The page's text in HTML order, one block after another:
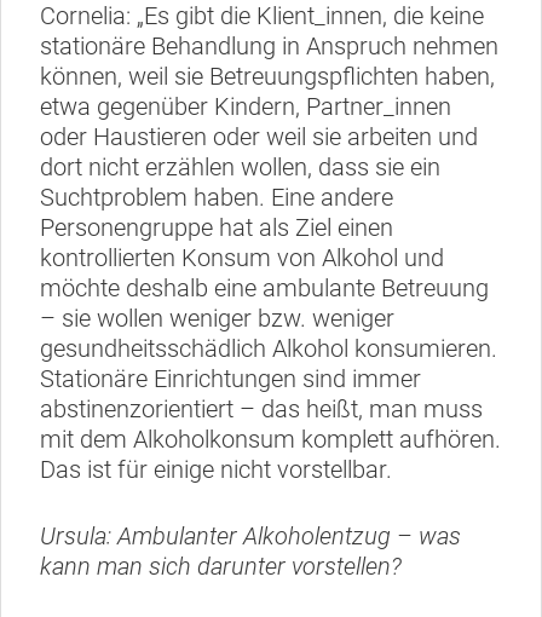
Cornelia: „Es gibt die Klient_innen, die keine
stationäre Behandlung in Anspruch nehmen
können, weil sie Betreuungspflichten haben,
etwa gegenüber Kindern, Partner_innen
oder Haustieren oder weil sie arbeiten und
dort nicht erzählen wollen, dass sie ein
Suchtproblem haben. Eine andere
Personengruppe hat als Ziel einen
kontrollierten Konsum von Alkohol und
möchte deshalb eine ambulante Betreuung
– sie wollen weniger bzw. weniger
gesundheitsschädlich Alkohol konsumieren.
Stationäre Einrichtungen sind immer
abstinenzorientiert – das heißt, man muss
mit dem Alkoholkonsum komplett aufhören.
Das ist für einige nicht vorstellbar.
Ursula: Ambulanter Alkoholentzug – was
kann man sich darunter vorstellen?